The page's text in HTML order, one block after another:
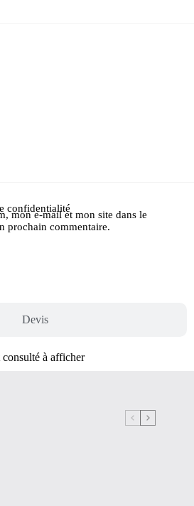
Devis
confidentialité
mon e-mail et mon site dans le
prochain commentaire.
à afficher